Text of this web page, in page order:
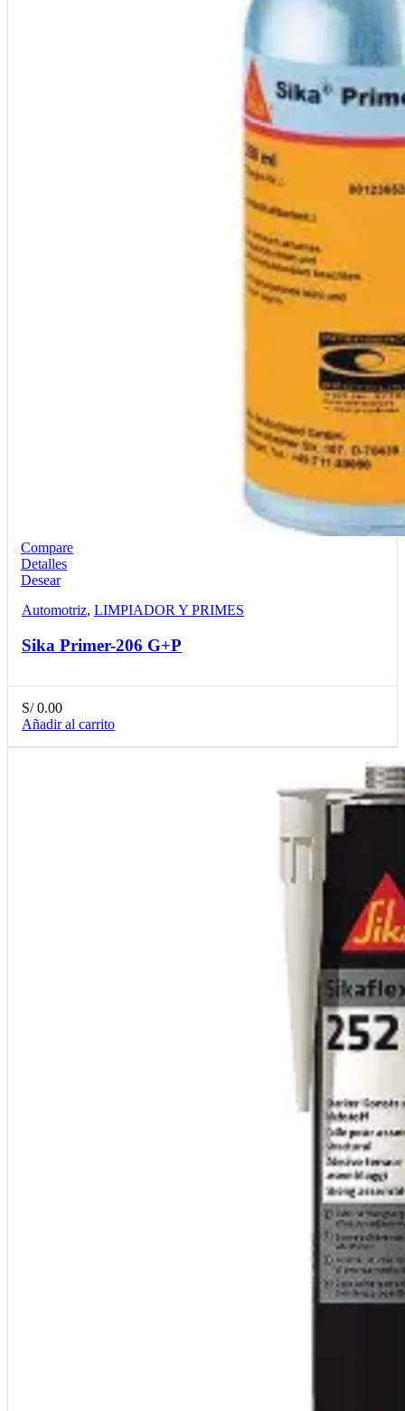
Compare
Detalles
Desear
Automotriz, LIMPIADOR Y PRIMES
Sika Primer-206 G+P
S/0.00
Añadir al carrito